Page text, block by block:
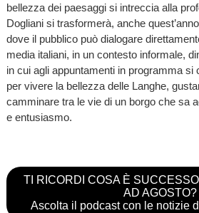
bellezza dei paesaggi si intreccia alla
Dogliani si trasformerà, anche
dove il pubblico può dialogare
media italiani, in un contesto informale,
in cui agli appuntamenti in programma si
per vivere la bellezza delle Langhe,
camminare tra le vie di un borgo che sa
e entusiasmo.
TI RICORDI COSA È
AD AGOSTO?
Ascolta il podcast con le notizie